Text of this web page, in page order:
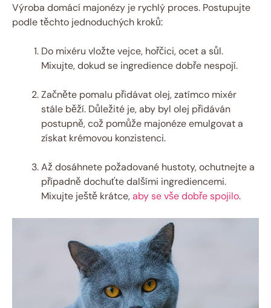
Výroba domácí majonézy je rychlý proces. Postupujte
podle těchto jednoduchých kroků:
Do mixéru vložte vejce, hořčici, ocet a sůl.
Mixujte, dokud se ingredience dobře nespojí.
Začněte pomalu přidávat olej, zatímco mixér
stále běží. Důležité je, aby byl olej přidáván
postupně, což pomůže majonéze emulgovat a
získat krémovou konzistenci.
Až dosáhnete požadované hustoty, ochutnejte a
případně dochuťte dalšími ingrediencemi.
Mixujte ještě krátce,aby se vše dobře spojilo.